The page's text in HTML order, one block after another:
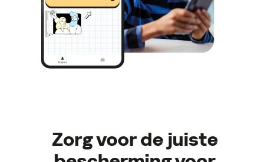
Zorg voor de juiste